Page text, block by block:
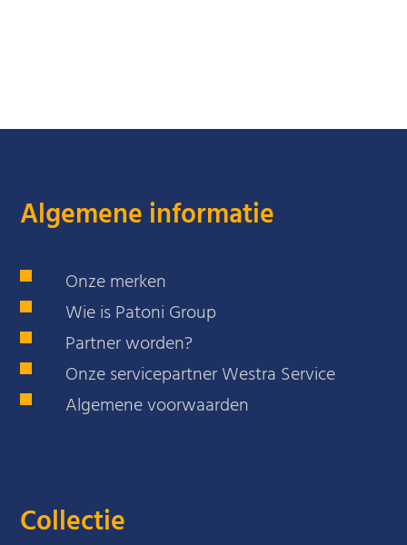
Algemene informatie
Onze merken
Wie is Patoni Group
Partner worden?
Onze servicepartner Westra Service
Algemene voorwaarden
Collectie